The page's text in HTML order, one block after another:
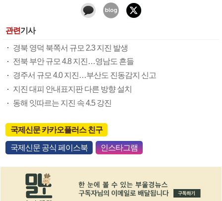
관련기사
경북 영덕 북쪽서 규모 2.3 지진 발생
전북 부안 규모 4.8 지진…영남도 흔들
경주서 규모 4.0 지진…부산도 진동감지 신고
지진 대피 안내표지판 다른 방향 설치
동해 잇따르는 지진 속 4.5 강진
국제신문 카카오플러스 친구
국제신문 공식 페이스북 인스타그램